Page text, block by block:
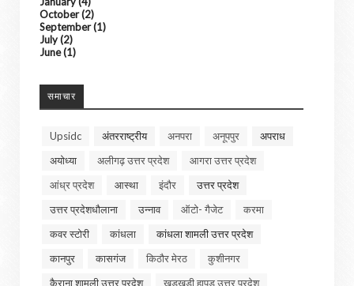
October(2)
September(1)
July(2)
June(1)
समाचार
Upsidc अंतरराष्ट्रीय अनपरा अनूपपुर
अपराध
अयोध्या
अलीगढ़ उत्तर प्रदेश
आगरा उत्तर प्रदेश
आंध्र प्रदेश
आस्था इंदौर
उत्तर प्रदेश
उत्तर प्रदेशधौलाना
उन्नाव ऑटो- गैजेट
करमा
कवर स्टोरी
कांधला
कांधला शामली उत्तर प्रदेश
कानपुर
कासगंज किठौर मेरठ
कुशीनगर
कैराना शामली उत्तर प्रदेश
खड़खड़ी हापुड़ उत्तर प्रदेश